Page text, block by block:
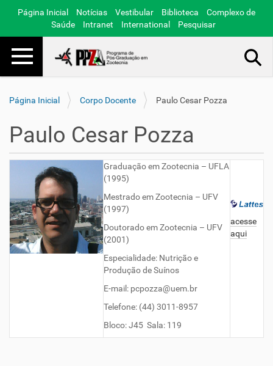
Página Inicial Notícias Vestibular Biblioteca
Complexo de
Saúde
Intranet International Pesquisar
Toggle navigation
Página Inicial
Corpo Docente Paulo Cesar Pozza
Paulo Cesar Pozza
Graduação em Zootecnia – UFLA
(1995)
Mestrado em Zootecnia – UFV
(1997)
Doutorado em Zootecnia – UFV
(2001)
Especialidade: Nutrição e
Produção de Suínos
E-mail: pcpozza@uem.br
Telefone: (44) 3011-8957
Bloco: J45 Sala: 119
acesse
aqui